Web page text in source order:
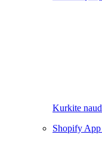
Kurkite
Shopify App